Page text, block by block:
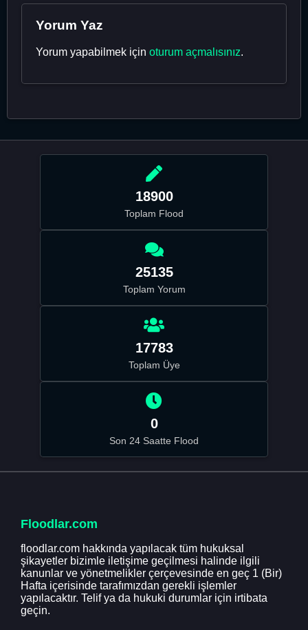
Yorum Yaz
Yorum yapabilmek için oturum açmalısınız.
18900
Toplam Flood
25135
Toplam Yorum
17783
Toplam Üye
0
Son 24 Saatte Flood
Floodlar.com
floodlar.com hakkında yapılacak tüm hukuksal
şikayetler bizimle iletişime geçilmesi halinde ilgili
kanunlar ve yönetmelikler çerçevesinde en geç 1 (Bir)
Hafta içerisinde tarafımızdan gerekli işlemler
yapılacaktır. Telif ya da hukuki durumlar için irtibata
geçin.